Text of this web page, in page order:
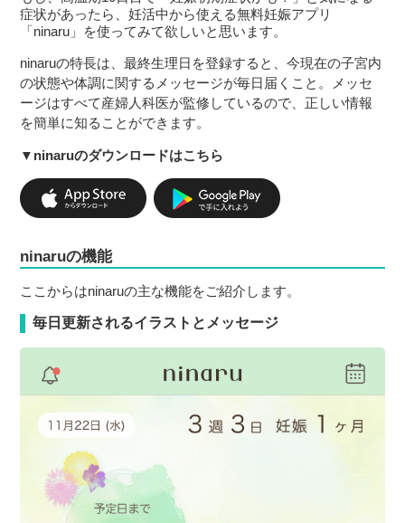
症状があったら、妊活中から使える無料妊娠アプリ
「ninaru」を使ってみて欲しいと思います。
ninaruの特長は、最終生理日を登録すると、今現在の子宮内
の状態や体調に関するメッセージが毎日届くこと。メッセ
ージはすべて産婦人科医が監修しているので、正しい情報
を簡単に知ることができます。
▼ninaruのダウンロードはこちら
ninaruの機能
ここからはninaruの主な機能をご紹介します。
毎日更新されるイラストとメッセージ